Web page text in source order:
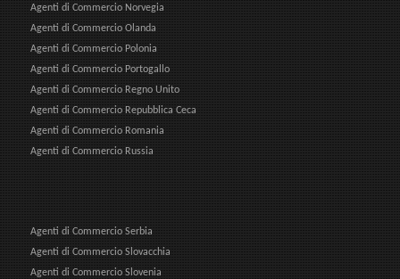
Agenti di Commercio Norvegia
Agenti di Commercio Olanda
Agenti di Commercio Polonia
Agenti di Commercio Portogallo
Agenti di Commercio Regno Unito
Agenti di Commercio Repubblica Ceca
Agenti di Commercio Romania
Agenti di Commercio Russia
Agenti di Commercio Serbia
Agenti di Commercio Slovacchia
Agenti di Commercio Slovenia